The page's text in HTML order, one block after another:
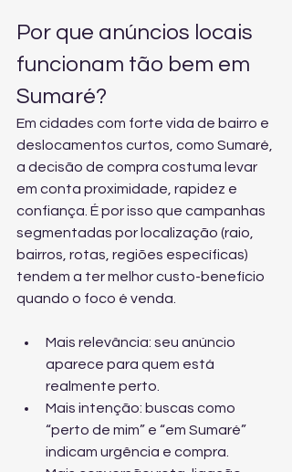
Por que anúncios locais
funcionam tão bem em
Sumaré?
Em cidades com forte vida de bairro e
deslocamentos curtos, como Sumaré,
a decisão de compra costuma levar
em conta proximidade, rapidez e
confiança. É por isso que campanhas
segmentadas por localização (raio,
bairros, rotas, regiões específicas)
tendem a ter melhor custo-benefício
quando o foco é venda.
Mais relevância: seu anúncio
aparece para quem está
realmente perto.
Mais intenção: buscas como
“perto de mim” e “em Sumaré”
indicam urgência e compra.